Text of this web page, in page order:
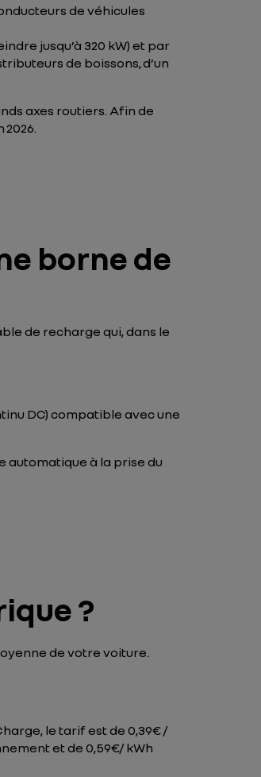
de véhicules
jusqu’à 320 kW) et par
de boissons, d’un
axes routiers. Afin de
borne de
de recharge qui, dans le
DC) compatible avec une
automatique à la prise du
?
de votre voiture.
le tarif est de 0,39€ /
et de 0,59€/ kWh